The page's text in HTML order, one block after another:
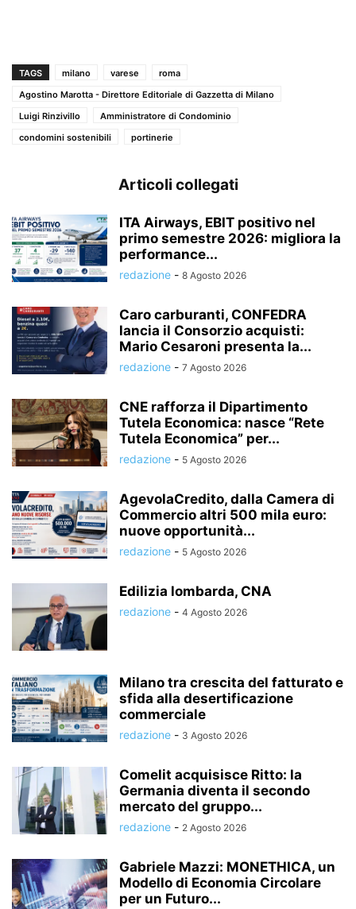
TAGS milano varese
roma
Agostino Marotta - Direttore Editoriale di Gazzetta di Milano
Luigi Rinzivillo
Amministratore di Condominio
condomini sostenibili
portinerie
Articoli collegati
ITA Airways, EBIT positivo nel
primo semestre 2026: migliora la
performance...
redazione - 8 Agosto 2026
Caro carburanti, CONFEDRA
lancia il Consorzio acquisti:
Mario Cesaroni presenta la...
redazione - 7 Agosto 2026
CNE rafforza il Dipartimento
Tutela Economica: nasce “Rete
Tutela Economica” per...
redazione - 5 Agosto 2026
AgevolaCredito, dalla Camera di
Commercio altri 500 mila euro:
nuove opportunità...
redazione - 5 Agosto 2026
Edilizia lombarda, CNA
redazione - 4 Agosto 2026
Milano tra crescita del fatturato e
sfida alla desertificazione
commerciale
redazione - 3 Agosto 2026
Comelit acquisisce Ritto: la
Germania diventa il secondo
mercato del gruppo...
redazione - 2 Agosto 2026
Gabriele Mazzi: MONETHICA, un
Modello di Economia Circolare
per un Futuro...